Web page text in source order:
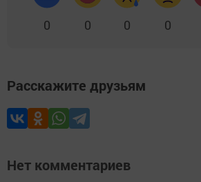
0 0 0 0
Расскажите друзьям
Нет комментариев